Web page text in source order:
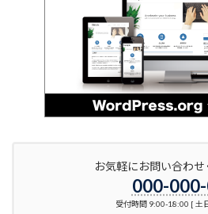
お気軽にお問い合わせ
000-
受付時間 9:00-18:00 [ 土